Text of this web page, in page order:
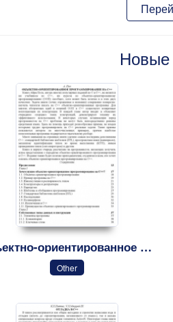
Новые
Объектно-ориентированное программирование на C++
Other